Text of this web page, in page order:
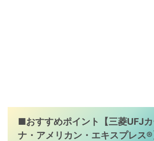
■おすすめポイント【三菱UFJ
ナ・アメリカン・エキスプレス®